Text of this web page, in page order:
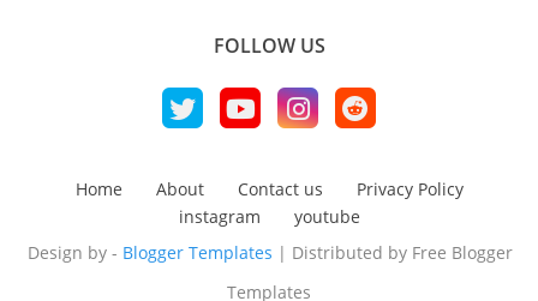
FOLLOW US
Home About Contact us
Privacy Policy
instagram
youtube
Design by - Blogger Templates | Distributed by Free Blogger
Templates